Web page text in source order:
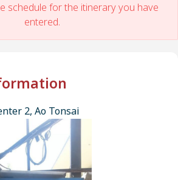
schedule for the itinerary you have
entered.
2, Ao Tonsai